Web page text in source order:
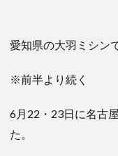
愛知県の大羽ミシン
※前半より続く
6月22・23日に名古
た。